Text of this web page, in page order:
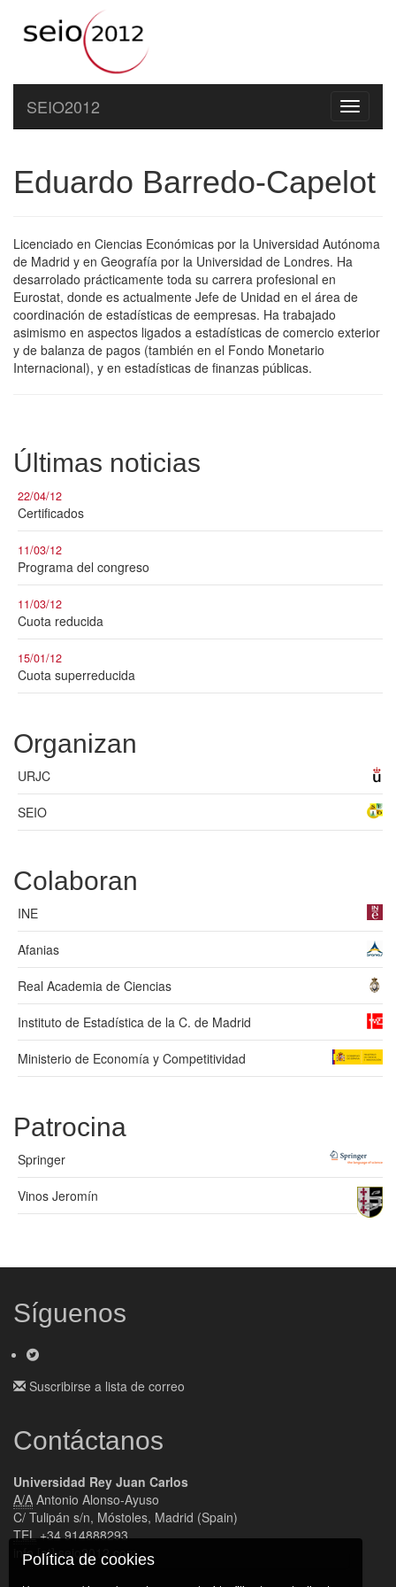
Toggle
SEIO2012
Eduardo Barredo-Capelot
Licenciado en Ciencias Económicas por la Universidad Autónoma
de Madrid y en Geografía por la Universidad de Londres. Ha
desarrolado prácticamente toda su carrera profesional en
Eurostat, donde es actualmente Jefe de Unidad en el área de
coordinación de estadísticas de eempresas. Ha trabajado
asimismo en aspectos ligados a estadísticas de comercio exterior
y de balanza de pagos (también en el Fondo Monetario
Internacional), y en estadísticas de finanzas públicas.
Últimas noticias
22/04/12
Certificados
11/03/12
Programa del congreso
11/03/12
Cuota reducida
15/01/12
Cuota superreducida
Organizan
URJC
SEIO
Colaboran
INE
Afanias
Real Academia de Ciencias
Instituto de Estadística de la C. de Madrid
Ministerio de Economía y Competitividad
Patrocina
Springer
Vinos Jeromín
Síguenos
Suscribirse a lista de correo
Contáctanos
Universidad Rey Juan Carlos
A/A Antonio Alonso-Ayuso
C/ Tulipán s/n, Móstoles, Madrid (Spain)
TEL+34 914888293
info [at] seio2012.com
Política de cookies